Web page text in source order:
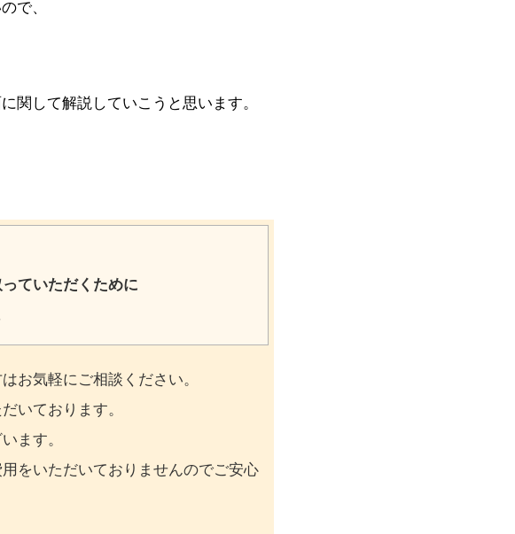
で、
関して解説していこうと思います。
ていただくために
お気軽にご相談ください。
いております。
ます。
をいただいておりませんのでご安心